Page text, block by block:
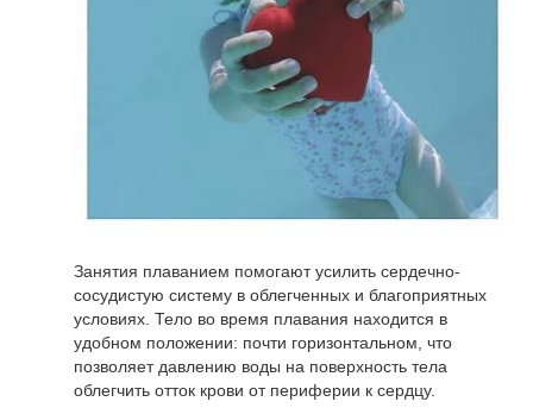
Занятия плаванием помогают усилить сердечно-
сосудистую систему в облегченных и благоприятных
условиях. Тело во время плавания находится в
удобном положении: почти горизонтальном, что
позволяет давлению воды на поверхность тела
облегчить отток крови от периферии к сердцу.